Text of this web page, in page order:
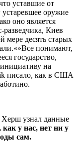
уставшие от
оружие
оно является
Киев
мере десять старых
понимают,
государство,
на
писало, как в США
Херш узнал данные
у нас, нет ни у
сам.